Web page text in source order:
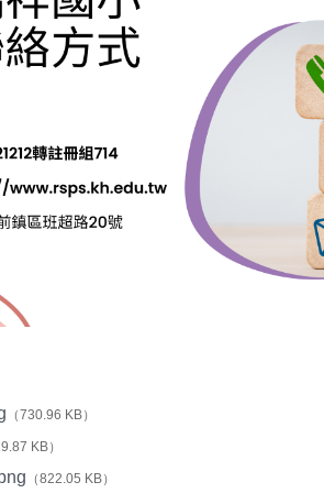
（730.96 KB）
KB）
（822.05 KB）